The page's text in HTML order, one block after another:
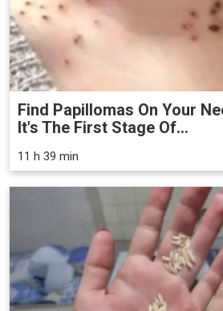
Find Papillomas On Your
It's The First Stage Of...
11 h 39 min